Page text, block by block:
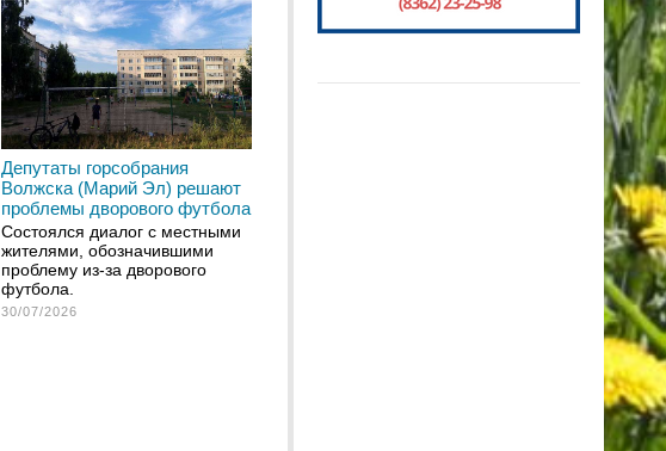
Депутаты горсобрания
Волжска (Марий Эл) решают
проблемы дворового футбола
Состоялся диалог с местными
жителями, обозначившими
проблему из-за дворового
футбола.
30/07/2026